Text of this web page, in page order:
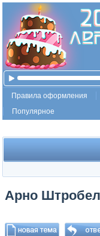
Правила оформления
Популярное
Арно